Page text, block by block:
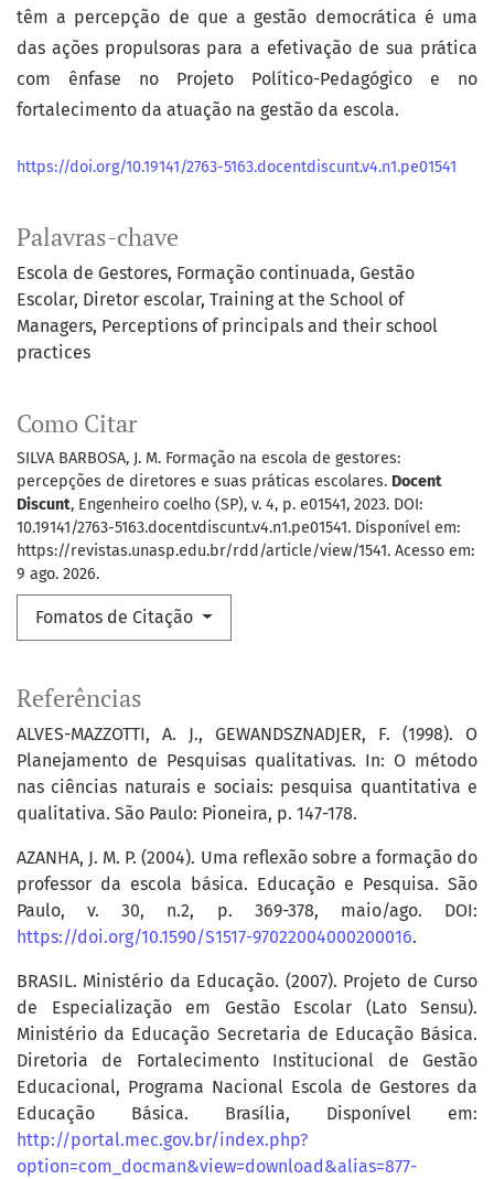
Palavras-chave
Escola de Gestores Formação continuada Gestão
Escolar Diretor escolar Training at the School of
Managers Perceptions of principals and their school
practices
Como Citar
SILVA BARBOSA, J. M. Formação na escola de gestores:
percepções de diretores e suas práticas escolares. Docent
Discunt, Engenheiro coelho (SP), v. 4, p. e01541, 2023. DOI:
10.19141/2763-5163.docentdiscunt.v4.n1.pe01541. Disponível em:
https://revistas.unasp.edu.br/rdd/article/view/1541. Acesso em:
9 ago. 2026.
Fomatos de Citação
têm a percepção de que a gestão democrática é uma
das ações propulsoras para a efetivação de sua prática
com ênfase no Projeto Político-Pedagógico e no
fortalecimento da atuação na gestão da escola.
https://doi.org/10.19141/2763-5163.docentdiscunt.v4.n1.pe01541
Referências
ALVES-MAZZOTTI, A. J., GEWANDSZNADJER, F. (1998). O
Planejamento de Pesquisas qualitativas. In: O método
nas ciências naturais e sociais: pesquisa quantitativa e
qualitativa. São Paulo: Pioneira, p. 147-178.
AZANHA, J. M. P. (2004). Uma reflexão sobre a formação do
professor da escola básica. Educação e Pesquisa. São
Paulo, v. 30, n.2, p. 369-378, maio/ago. DOI:
https://doi.org/10.1590/S1517-97022004000200016.
BRASIL. Ministério da Educação. (2007). Projeto de Curso
de Especialização em Gestão Escolar (Lato Sensu).
Ministério da Educação Secretaria de Educação Básica.
Diretoria de Fortalecimento Institucional de Gestão
Educacional, Programa Nacional Escola de Gestores da
Educação Básica. Brasília, Disponível em:
http://portal.mec.gov.br/index.php?
option=com_docman&view=download&alias=877-